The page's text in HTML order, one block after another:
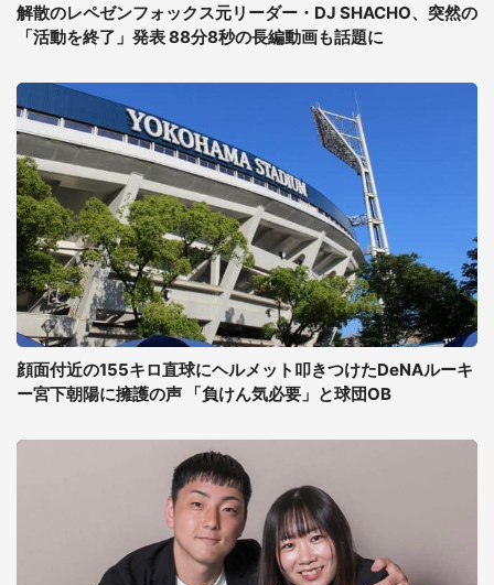
解散のレペゼンフォックス元リーダー・DJ SHACHO、突然の
「活動を終了」発表 88分8秒の長編動画も話題に
顔面付近の155キロ直球にヘルメット叩きつけたDeNAルーキ
ー宮下朝陽に擁護の声 「負けん気必要」と球団OB